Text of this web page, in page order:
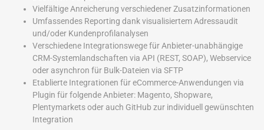
Vielfältige Anreicherung verschiedener Zusatzinformationen
Umfassendes Reporting dank visualisiertem Adressaudit
und/oder Kundenprofilanalysen
Verschiedene Integrationswege für Anbieter-unabhängige
CRM-Systemlandschaften via API (REST, SOAP), Webservice
oder asynchron für Bulk-Dateien via SFTP
Etablierte Integrationen für eCommerce-Anwendungen via
Plugin für folgende Anbieter: Magento, Shopware,
Plentymarkets oder auch GitHub zur individuell gewünschten
Integration